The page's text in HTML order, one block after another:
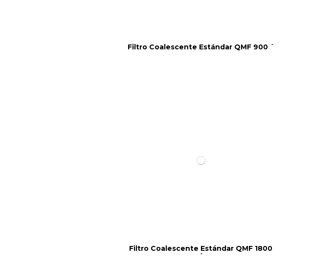
Filtro Coalescente Estándar QMF 900 ´
Filtro Coalescente Estándar QMF 1800
´